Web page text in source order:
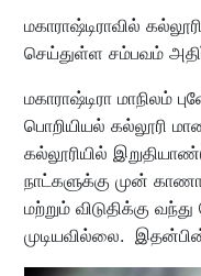
மகாராஷ்டிராவில்
செய்துள்ள சம்பவம்
மகாராஷ்டிரா மாநிலம்
பொறியியல் கல்லூரி
கல்லூரியில்
நாட்களுக்கு முன்
மற்றும் விடுதிக்கு
முடியவில்லை.